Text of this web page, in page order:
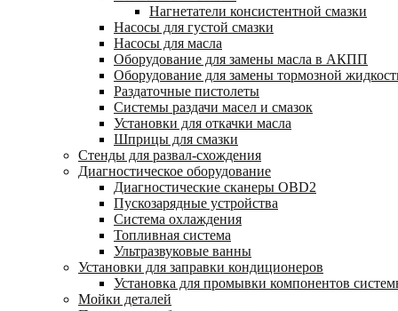
Нагнетатели консистентной смазки
Насосы для густой смазки
Насосы для масла
Оборудование для замены масла в АКПП
Оборудование для замены тормозной
Раздаточные пистолеты
Системы раздачи масел и смазок
Установки для откачки масла
Шприцы для смазки
Стенды для развал-схождения
Диагностическое оборудование
Диагностические сканеры OBD2
Пускозарядные устройства
Система охлаждения
Топливная система
Ультразвуковые ванны
Установки для заправки кондиционеров
Установка для промывки компонентов
Мойки деталей